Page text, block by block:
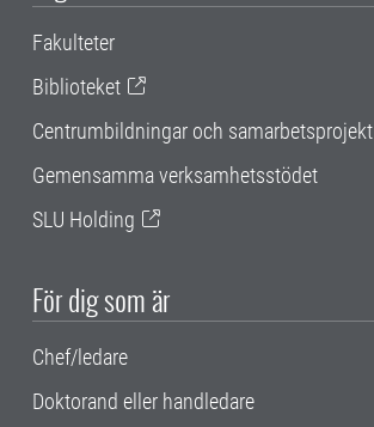
Fakulteter
Biblioteket
Centrumbildningar och samarbetsprojekt
Gemensamma verksamhetsstödet
SLU Holding
För dig som är
Chef/ledare
Doktorand eller handledare